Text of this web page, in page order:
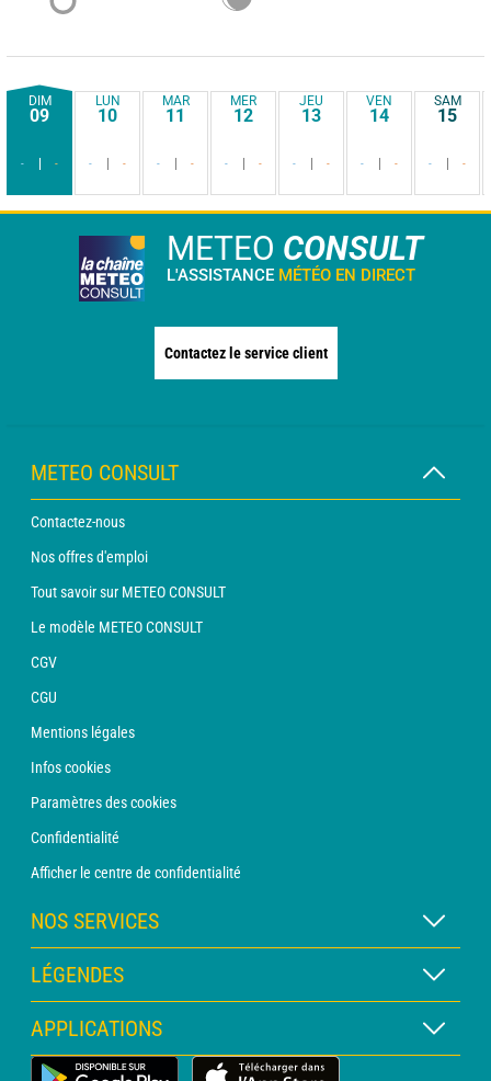
DIM
09
- -
LUN
10
- -
MAR
11
- -
MER
12
- -
JEU
13
- -
VEN
14
- -
SAM
15
- -
METEO CONSULT
L'ASSISTANCE MÉTÉO EN DIRECT
Contactez le service client
METEO CONSULT
Contactez-nous
Nos offres d'emploi
Tout savoir sur METEO CONSULT
Le modèle METEO CONSULT
CGV
CGU
Mentions légales
Infos cookies
Paramètres des cookies
Confidentialité
Afficher le centre de confidentialité
NOS SERVICES
Abonnement METEO Xpert
Abonnement METEO PRO
Consultation avec un prévisionniste
Bulletin PRO
LÉGENDES
Légende des cartes
Légende des pictogrammes
APPLICATIONS